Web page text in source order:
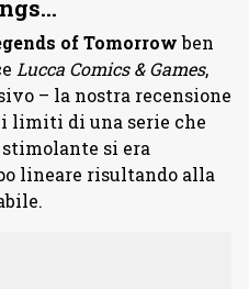
of Tomorrowben
Lucca Comics & Games,
– la nostra recensione
limiti di una serie che
si era
lineare risultando alla